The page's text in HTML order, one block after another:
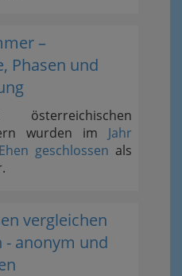
–
Phasen und
wurden im Jahr
geschlossen als
vergleichen
- anonym und